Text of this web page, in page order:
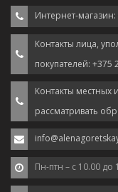
Интернет-
Контакты лица,
покупателей: +375
Контакты
рассматривать
Пн-птн – с 10.00 до